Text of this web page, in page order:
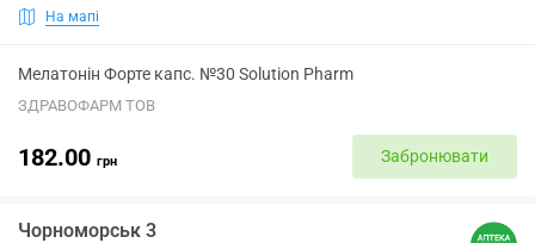
На мапі
Мелатонін Форте капс. №30 Solution Pharm
ЗДРАВОФАРМ ТОВ
182.00 грн Забронювати
Чорноморськ 3